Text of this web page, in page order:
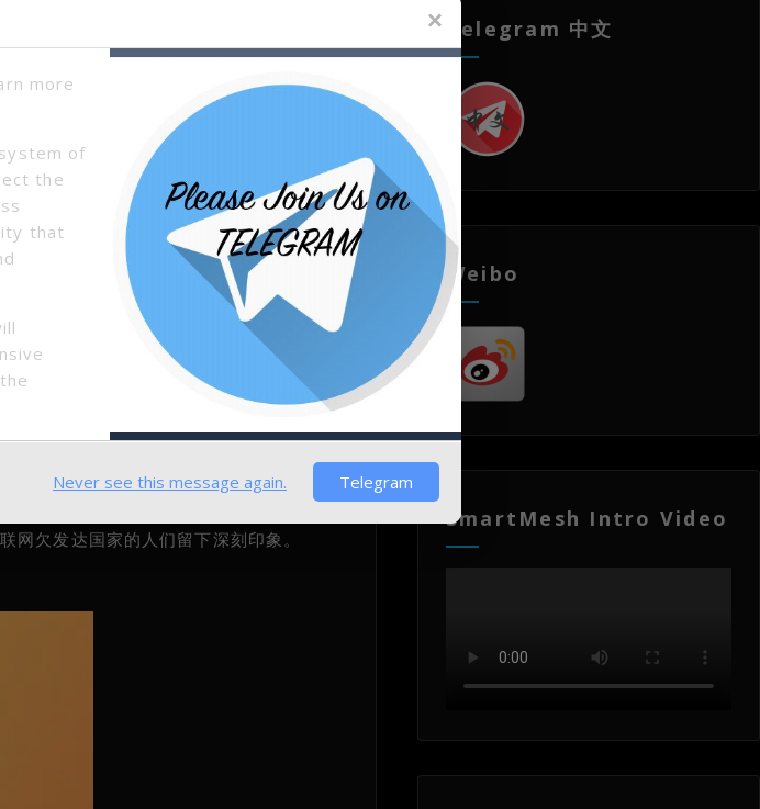
宾网络发展，而选择SmartMesh，不失为
信这不仅会让菲律宾总统罗德里格·杜特
（智能雷电）已相继就位，首个
“越南区块链盛典”中成功向世界展示无
欠发达国家的人们留下深刻印象。
Telegram 中文
Weibo
SmartMesh Intro Video
more
of
the
that
Never see this message again. Telegram